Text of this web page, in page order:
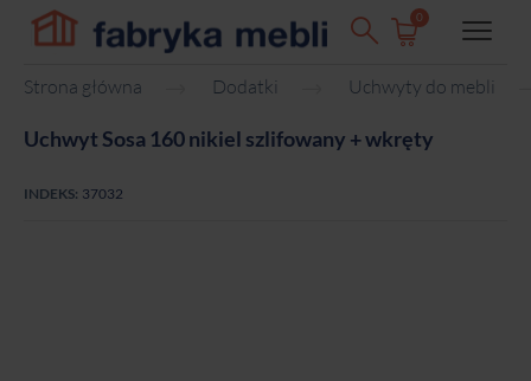
0
Strona główna Dodatki Uchwyty do mebli
Uchwyt Sosa 160 nikiel szlifowany + wkręty
INDEKS: 37032